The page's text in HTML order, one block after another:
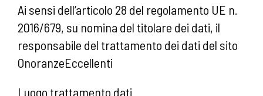
Ai sensi dell’articolo 28 del regolamento UE n.
2016/679, su nomina del titolare dei dati, il
responsabile del trattamento dei dati del sito
OnoranzeEccellenti
Luogo trattamento dati